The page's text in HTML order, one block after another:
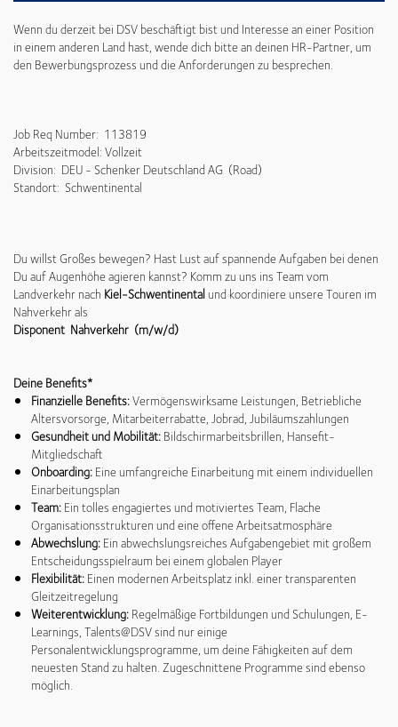
Wenn du derzeit bei DSV beschäftigt bist und Interesse an einer Position
in einem anderen Land hast, wende dich bitte an deinen HR-Partner, um
den Bewerbungsprozess und die Anforderungen zu besprechen.
Job Req Number: 113819
Arbeitszeitmodel: Vollzeit
Division: DEU - Schenker Deutschland AG (Road)
Standort: Schwentinental
Du willst Großes bewegen? Hast Lust auf spannende Aufgaben bei denen
Du auf Augenhöhe agieren kannst? Komm zu uns ins Team vom
Landverkehr nach Kiel-Schwentinentalund koordiniere unsere Touren im
Nahverkehr als
Disponent Nahverkehr (m/w/d)
Deine Benefits*
Finanzielle Benefits:Vermögenswirksame Leistungen, Betriebliche
Altersvorsorge, Mitarbeiterrabatte, Jobrad, Jubiläumszahlungen
Gesundheit und Mobilität:Bildschirmarbeitsbrillen, Hansefit-
Mitgliedschaft
Onboarding:Eine umfangreiche Einarbeitung mit einem individuellen
Einarbeitungsplan
Team:Ein tolles engagiertes und motiviertes Team, Flache
Organisationsstrukturen und eine offene Arbeitsatmosphäre
Abwechslung:Ein abwechslungsreiches Aufgabengebiet mit großem
Entscheidungsspielraum bei einem globalen Player
Flexibilität:Einen modernen Arbeitsplatz inkl. einer transparenten
Gleitzeitregelung
Weiterentwicklung:Regelmäßige Fortbildungen und Schulungen, E-
Learnings, Talents@DSV sind nur einige
Personalentwicklungsprogramme, um deine Fähigkeiten auf dem
neuesten Stand zu halten. Zugeschnittene Programme sind ebenso
möglich.